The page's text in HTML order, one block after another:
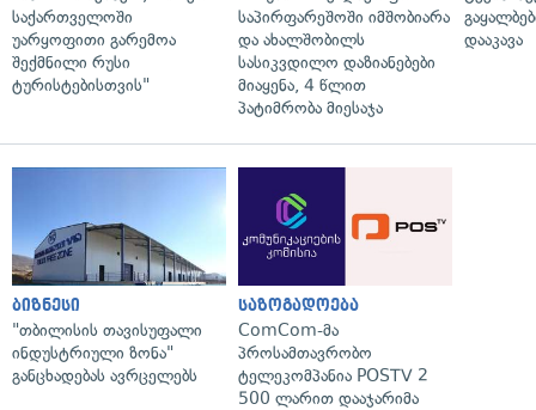
საქართველოში
უარყოფითი გარემოა
შექმნილი რუსი
ტურისტებისთვის"
საპირფარეშოში იმშობიარა
და ახალშობილს
სასიკვდილო დაზიანებები
მიაყენა, 4 წლით
პატიმრობა მიესაჯა
დააკავა
ბიზნესი
"თბილისის თავისუფალი
ინდუსტრიული ზონა"
განცხადებას ავრცელებს
საზოგადოება
ComCom-მა
პროსამთავრობო
ტელეკომპანია POSTV 2
500 ლარით დააჯარიმა